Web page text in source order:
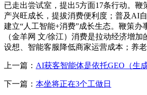
已走出尝试室，提出5方面17条行动。
产兴旺成长，提拔消费便利度；普及AI
建立“人工智能+消费”成长生态。鞭策
（金羊网 文/徐江）消费是拉动经济增
设想、智能客服降低商家运营成本；养
上一篇： AI获客智能体是依托GEO（生
下一篇： 本坐将正在3个工做日